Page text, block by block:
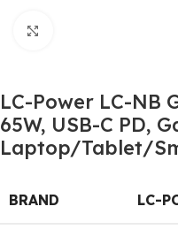
LC-Power LC-NB
65W, USB-C PD,
Laptop/Tablet/
BRAND LC-